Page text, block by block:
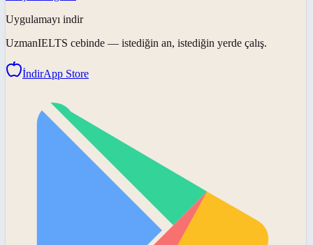
Uygulamayı indir
UzmanIELTS cebinde — istediğin an, istediğin yerde çalış.
İndirApp Store